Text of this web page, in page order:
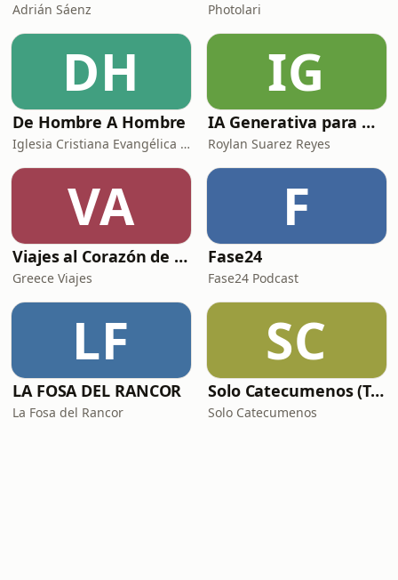
Adrián Sáenz Photolari
DH
De Hombre A Hombre
Iglesia Cristiana Evangélica de Chamartín
IG
IA Generativa para No Techs
Roylan Suarez Reyes
VA
Viajes al Corazón de la Historia
Greece Viajes
F
Fase24
Fase24 Podcast
LF
LA FOSA DEL RANCOR
La Fosa del Rancor
SC
Solo Catecumenos (Temas católicos)
Solo Catecumenos